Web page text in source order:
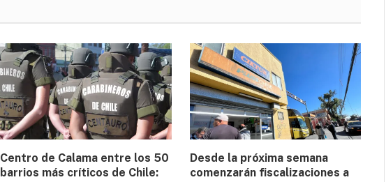
Centro de Calama entre los 50
barrios más críticos de Chile:
Desde la próxima semana
comenzarán fiscalizaciones a